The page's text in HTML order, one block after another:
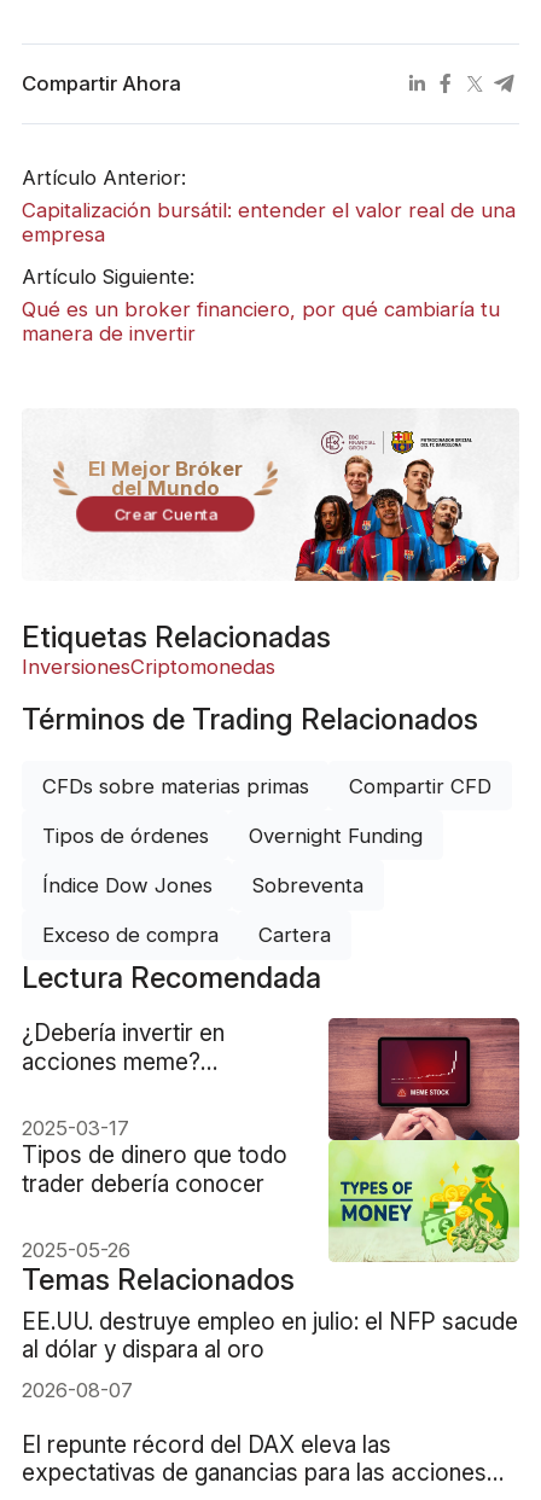
Compartir Ahora
Artículo Anterior:
Capitalización bursátil: entender el valor real de una
empresa
Artículo Siguiente:
Qué es un broker financiero, por qué cambiaría tu
manera de invertir
El Mejor Bróker
del Mundo
Crear Cuenta
Etiquetas Relacionadas
InversionesCriptomonedas
Términos de Trading Relacionados
CFDs sobre materias primas Compartir CFD
Tipos de órdenes Overnight Funding
Índice Dow Jones Sobreventa
Exceso de compra Cartera
Lectura Recomendada
¿Debería invertir en
acciones meme?
riesgos
2025-03-17
Tipos de dinero que todo
trader debería conocer
2025-05-26
Temas Relacionados
EE.UU. destruye empleo en julio: el NFP sacude
al dólar y dispara al oro
2026-08-07
El repunte récord del DAX eleva las
expectativas de ganancias para las acciones